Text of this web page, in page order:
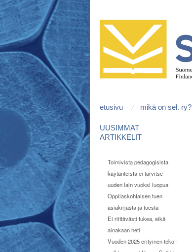
etusivu mikä on sel. ry?
UUSIMMAT
ARTIKKELIT
Toimivista pedagogisista
käytänteistä ei tarvitse
uuden lain vuoksi luopua
Oppilaskohtaisen tuen
asiakirjasta ja tuesta
Ei riittävästi tukea, eikä
ainakaan heti
Vuoden 2025 erityinen teko -